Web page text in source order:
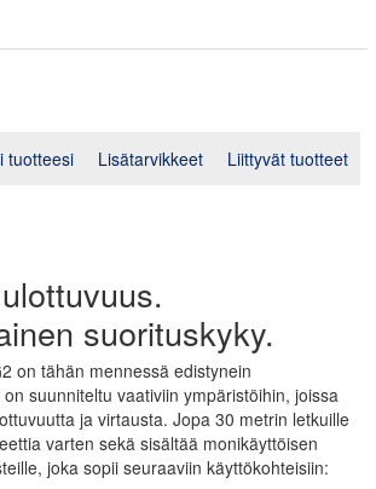
tuotteesi Lisätarvikkeet Liittyvät tuotteet
suorituskyky.
on tähän mennessä edistynein
suunniteltu vaativiin ympäristöihin, joissa
ja virtausta. Jopa 30 metrin letkuille
varten sekä sisältää monikäyttöisen
joka sopii seuraaviin käyttökohteisiin: